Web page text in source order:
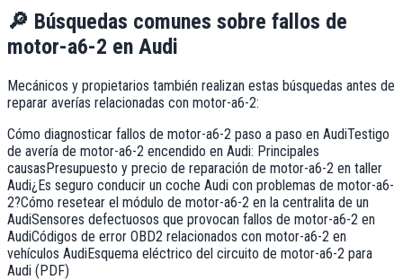
🔎 Búsquedas comunes sobre fallos de
motor-a6-2 en Audi
Mecánicos y propietarios también realizan estas búsquedas antes de
reparar averías relacionadas con motor-a6-2:
Cómo diagnosticar fallos de motor-a6-2 paso a paso en AudiTestigo
de avería de motor-a6-2 encendido en Audi: Principales
causasPresupuesto y precio de reparación de motor-a6-2 en taller
Audi¿Es seguro conducir un coche Audi con problemas de motor-a6-
2?Cómo resetear el módulo de motor-a6-2 en la centralita de un
AudiSensores defectuosos que provocan fallos de motor-a6-2 en
AudiCódigos de error OBD2 relacionados con motor-a6-2 en
vehículos AudiEsquema eléctrico del circuito de motor-a6-2 para
Audi (PDF)